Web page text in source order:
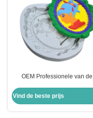
OEM Professionele van de
Siliconebaksel Gevormde het
Fondantjevrouw
Vind de beste prijs